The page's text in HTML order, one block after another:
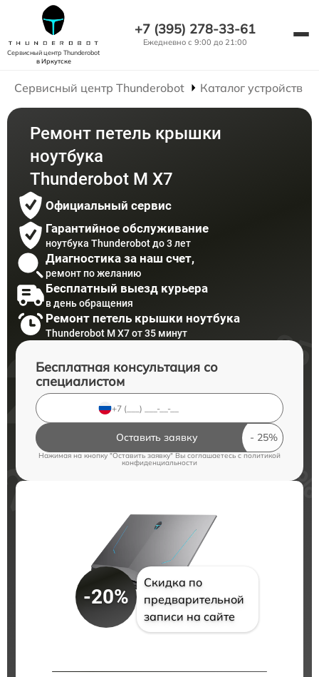
Сервисный центр Thunderobot
в Иркутске
+7 (395) 278-33-61
Ежедневно с 9:00 до 21:00
Сервисный центр Thunderobot Каталог устройств
Ремонт петель крышки
ноутбука
Thunderobot M X7
Официальный сервис
Гарантийное обслуживание
ноутбука Thunderobot до 3 лет
Диагностика за наш счет,
ремонт по желанию
Бесплатный выезд курьера
в день обращения
Ремонт петель крышки ноутбука
Thunderobot M X7 от 35 минут
Бесплатная консультация со
специалистом
Оставить заявку
Нажимая на кнопку "Оставить заявку" Вы соглашаетесь cполитикой
конфиденциальности
-20%
Скидка по
предварительной
записи на сайте